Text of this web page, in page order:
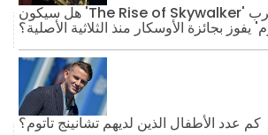
هل سيكون 'The Rise of Skywalker' أول فيلم من 'حرب
يفوز بجائزة الأوسكار منذ الثلاثية الأصلية؟
كم عدد الأطفال الذين لديهم تشانينج تاتوم؟